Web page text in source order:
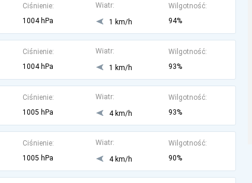
Ciśnienie:
1004 hPa
Wiatr:
1 km/h
Wilgotność:
94%
Ciśnienie:
1004 hPa
Wiatr:
1 km/h
Wilgotność:
93%
Ciśnienie:
1005 hPa
Wiatr:
4 km/h
Wilgotność:
93%
Ciśnienie:
1005 hPa
Wiatr:
4 km/h
Wilgotność:
90%